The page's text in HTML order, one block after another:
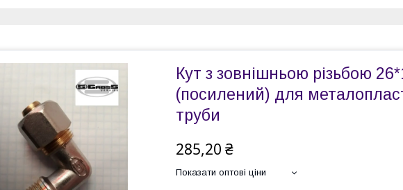
Кут з зовнішньою різьбою
(посилений) для
труби
285,20 ₴
Показати оптові ціни